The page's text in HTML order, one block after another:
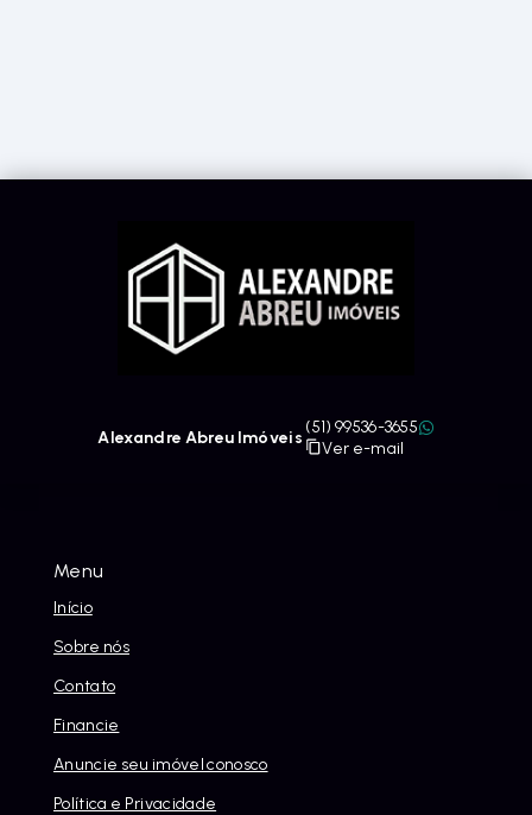
Menu
Início
Sobre nós
Contato
Financie
Anuncie seu imóvel conosco
Política e Privacidade
Alexandre Abreu Imóveis
(51) 99536-3655
Ver e-mail